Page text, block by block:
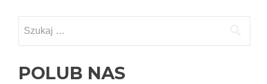
navigation
POLUB NAS